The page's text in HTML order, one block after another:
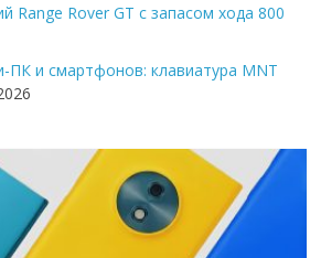
Range Rover GT с запасом хода 800
ПК и смартфонов: клавиатура MNT